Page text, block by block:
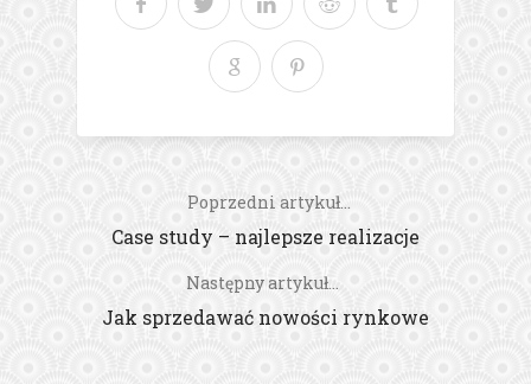
Poprzedni artykuł...
Case study – najlepsze realizacje
Następny artykuł...
Jak sprzedawać nowości rynkowe